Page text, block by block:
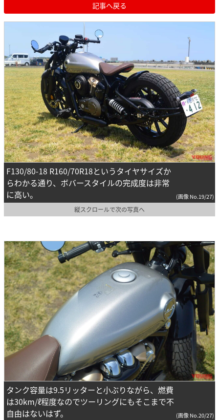
記事へ戻る
F130/80-18 R160/70R18というタイヤサイズか
らわかる通り、ボバースタイルの完成度は非常
に高い。
(画像 No.19/27)
縦スクロールで次の写真へ
タンク容量は9.5リッターと小ぶりながら、燃費
は30km/ℓ程度なのでツーリングにもそこまで不
自由はないはず。
(画像 No.20/27)